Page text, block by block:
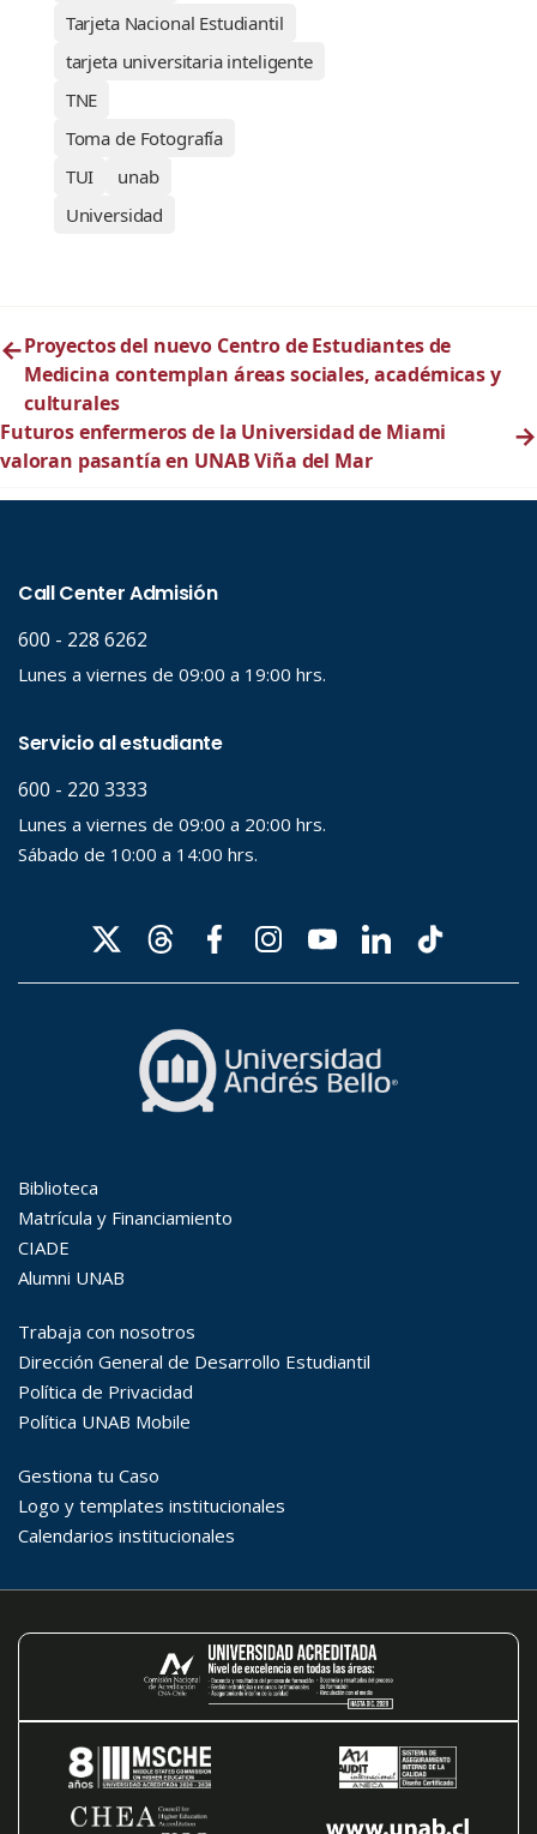
Tarjeta Nacional Estudiantil
tarjeta universitaria inteligente
TNE
Toma de Fotografía
TUI
unab
Universidad
←Proyectos del nuevo Centro de Estudiantes de
Medicina contemplan áreas sociales, académicas y
culturales
Futuros enfermeros de la Universidad de Miami
valoran pasantía en UNAB Viña del Mar
→